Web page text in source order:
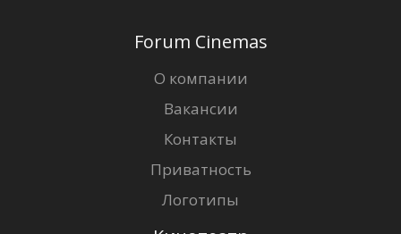
Forum Cinemas
О компании
Вакансии
Контакты
Приватность
Логотипы